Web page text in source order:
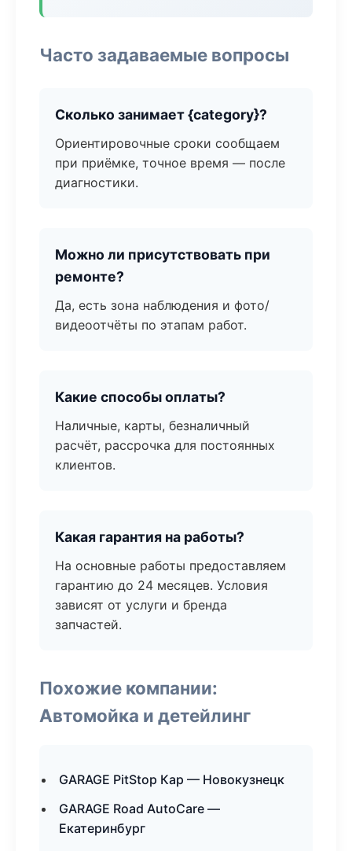
Часто задаваемые вопросы
Сколько занимает {category}?
Ориентировочные сроки сообщаем
при приёмке, точное время — после
диагностики.
Можно ли присутствовать при
ремонте?
Да, есть зона наблюдения и фото/
видеоотчёты по этапам работ.
Какие способы оплаты?
Наличные, карты, безналичный
расчёт, рассрочка для постоянных
клиентов.
Какая гарантия на работы?
На основные работы предоставляем
гарантию до 24 месяцев. Условия
зависят от услуги и бренда
запчастей.
Похожие компании:
Автомойка и детейлинг
GARAGE PitStop Кар — Новокузнецк
GARAGE Road AutoCare —
Екатеринбург